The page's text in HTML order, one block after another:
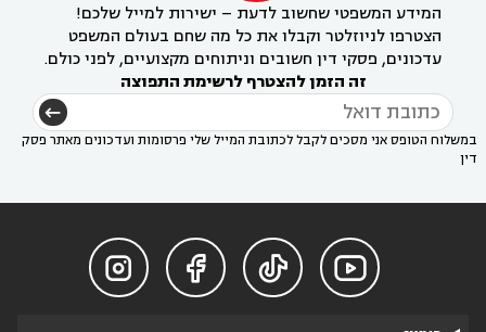
המידע המשפטי שחשוב לדעת – ישירות למייל שלכם!
הצטרפו לניוזלטר וקבלו את כל מה שחם בעולם המשפט
עדכונים, פסקי דין חשובים וניתוחים מקצועיים, לפני כולם.
זה הזמן להצטרף לרשימת התפוצה
במשלוח הטופס אני מסכים לקבל לכתובת המייל שלי פרסומות ועדכונים מאתר פסק
דין



